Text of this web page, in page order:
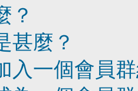
？
甚麼？
入一個會員